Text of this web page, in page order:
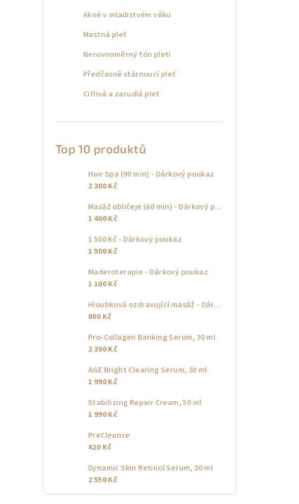
Akné v mladistvém věku
Mastná pleť
Nerovnoměrný tón pleti
Předčasně stárnoucí pleť
Citlivá a zarudlá pleť
Top 10 produktů
Hair Spa (90 min) - Dárkový poukaz
2 300 Kč
Masáž obličeje (60 min) - Dárkový poukaz
1 400 Kč
1 500 Kč - Dárkový poukaz
1 500 Kč
Maderoterapie - Dárkový poukaz
1 100 Kč
Hloubková ozdravující masáž - Dárkový poukaz
800 Kč
Pro-Collagen Banking Serum, 30 ml
2 390 Kč
AGE Bright Clearing Serum, 30 ml
1 990 Kč
Stabilizing Repair Cream, 50 ml
1 990 Kč
PreCleanse
420 Kč
Dynamic Skin Retinol Serum, 30 ml
2 550 Kč